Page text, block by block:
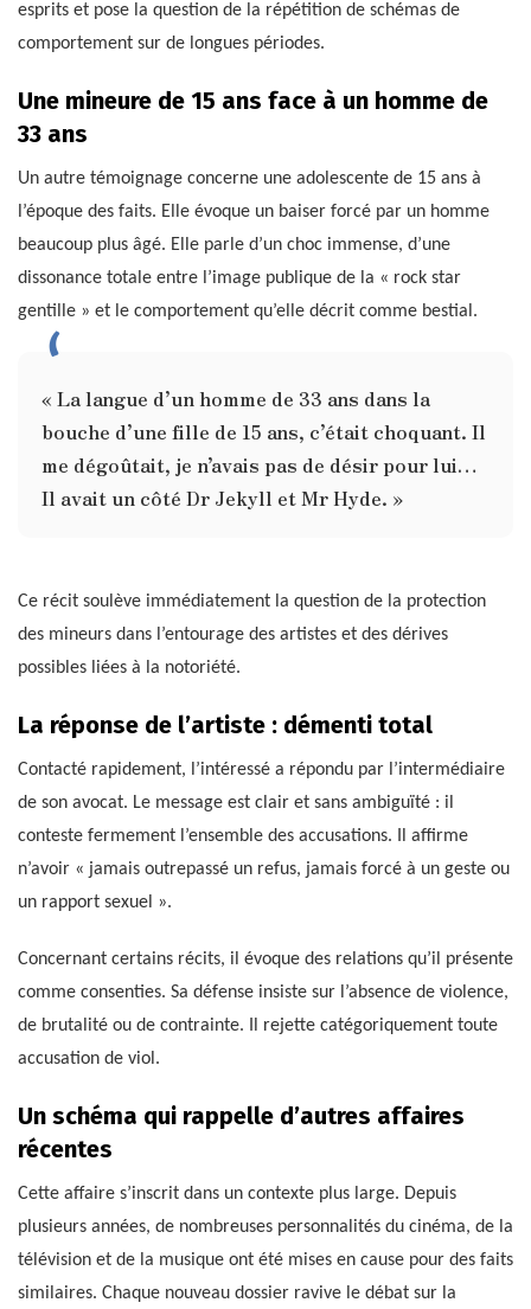
esprits et pose la question de la répétition de schémas de
comportement sur de longues périodes.
Une mineure de 15 ans face à un homme de
33 ans
Un autre témoignage concerne une adolescente de 15 ans à
l’époque des faits. Elle évoque un baiser forcé par un homme
beaucoup plus âgé. Elle parle d’un choc immense, d’une
dissonance totale entre l’image publique de la « rock star
gentille » et le comportement qu’elle décrit comme bestial.
« La langue d’un homme de 33 ans dans la
bouche d’une fille de 15 ans, c’était choquant. Il
me dégoûtait, je n’avais pas de désir pour lui…
Il avait un côté Dr Jekyll et Mr Hyde. »
Ce récit soulève immédiatement la question de la protection
des mineurs dans l’entourage des artistes et des dérives
possibles liées à la notoriété.
La réponse de l’artiste : démenti total
Contacté rapidement, l’intéressé a répondu par l’intermédiaire
de son avocat. Le message est clair et sans ambiguïté : il
conteste fermement l’ensemble des accusations. Il affirme
n’avoir « jamais outrepassé un refus, jamais forcé à un geste ou
un rapport sexuel ».
Concernant certains récits, il évoque des relations qu’il présente
comme consenties. Sa défense insiste sur l’absence de violence,
de brutalité ou de contrainte. Il rejette catégoriquement toute
accusation de viol.
Un schéma qui rappelle d’autres affaires
récentes
Cette affaire s’inscrit dans un contexte plus large. Depuis
plusieurs années, de nombreuses personnalités du cinéma, de la
télévision et de la musique ont été mises en cause pour des faits
similaires. Chaque nouveau dossier ravive le débat sur la